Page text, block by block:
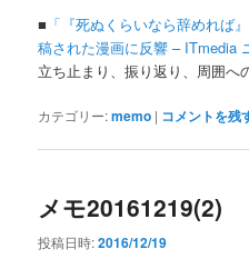
■ 「『死ぬくらいなら辞めれ
稿された漫画に反響 – ITmedia
立ち止まり、振り返り、周囲へ
カテゴリー:memo | コメントを残
メモ20161219(2)
投稿日時:2016/12/19